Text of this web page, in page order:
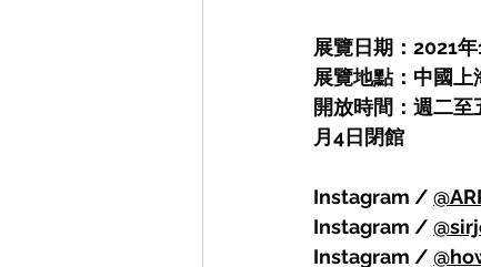
展覽日期：2021
展覽地點：中國上
開放時間：週二
月4日閉館
Instagram /
Instagram /
Instagram /